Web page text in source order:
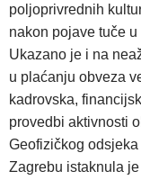
poljoprivrednih
nakon pojave tuče
Ukazano je i na
u plaćanju obveza
kadrovska,
provedbi aktivnosti
Geofizičkog
Zagrebu istaknula